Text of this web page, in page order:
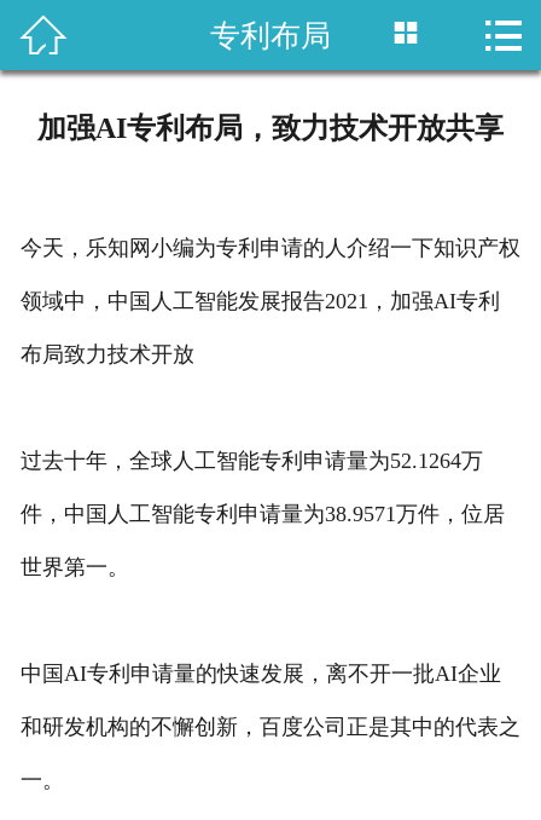
 首页
资讯中心
 专利布局  
加强AI专利布局，致力技术开放共享
今天，乐知网小编为专利申请的人介绍一下知识产权
领域中，中国人工智能发展报告2021，加强AI专利
布局致力技术开放
过去十年，全球人工智能专利申请量为52.1264万
件，中国人工智能专利申请量为38.9571万件，位居
世界第一。
中国AI专利申请量的快速发展，离不开一批AI企业
和研发机构的不懈创新，百度公司正是其中的代表之
一。